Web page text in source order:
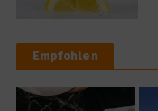
Empfohlen